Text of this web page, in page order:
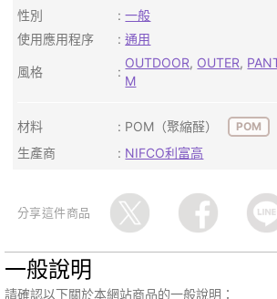
性別
一般
使用應用程序
通用
風格
OUTDOOR, OUTER,
M
材料 POM（聚縮醛） POM
生產商 NIFCO利富高
分享這件商品
一般說明
請確認以下關於本網站商品的一般說明：